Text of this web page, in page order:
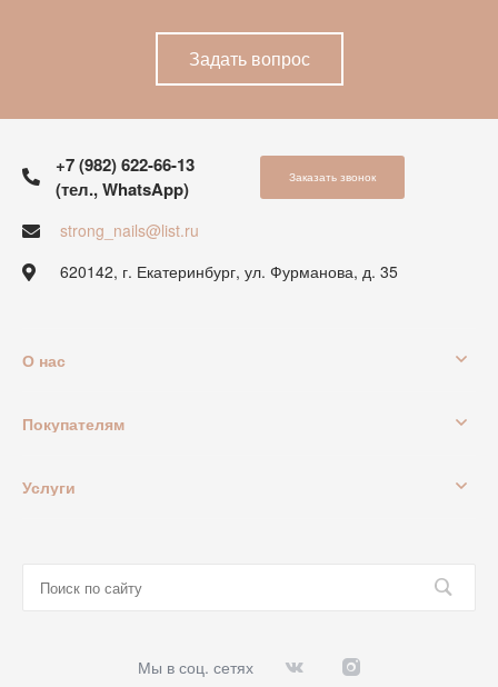
Задать вопрос
+7 (982) 622-66-13
(тел., WhatsApp)
Заказать звонок
strong_nails@list.ru
620142, г. Екатеринбург, ул. Фурманова, д. 35
О нас
Покупателям
Услуги
Мы в соц. сетях